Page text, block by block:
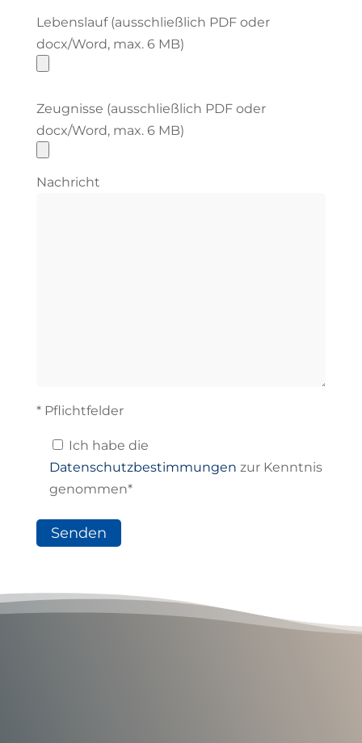
Lebenslauf (ausschließlich PDF oder
docx/Word, max. 6 MB)
Zeugnisse (ausschließlich PDF oder
docx/Word, max. 6 MB)
Nachricht
* Pflichtfelder
Ich habe die
Datenschutzbestimmungen zur Kenntnis
genommen*
Senden